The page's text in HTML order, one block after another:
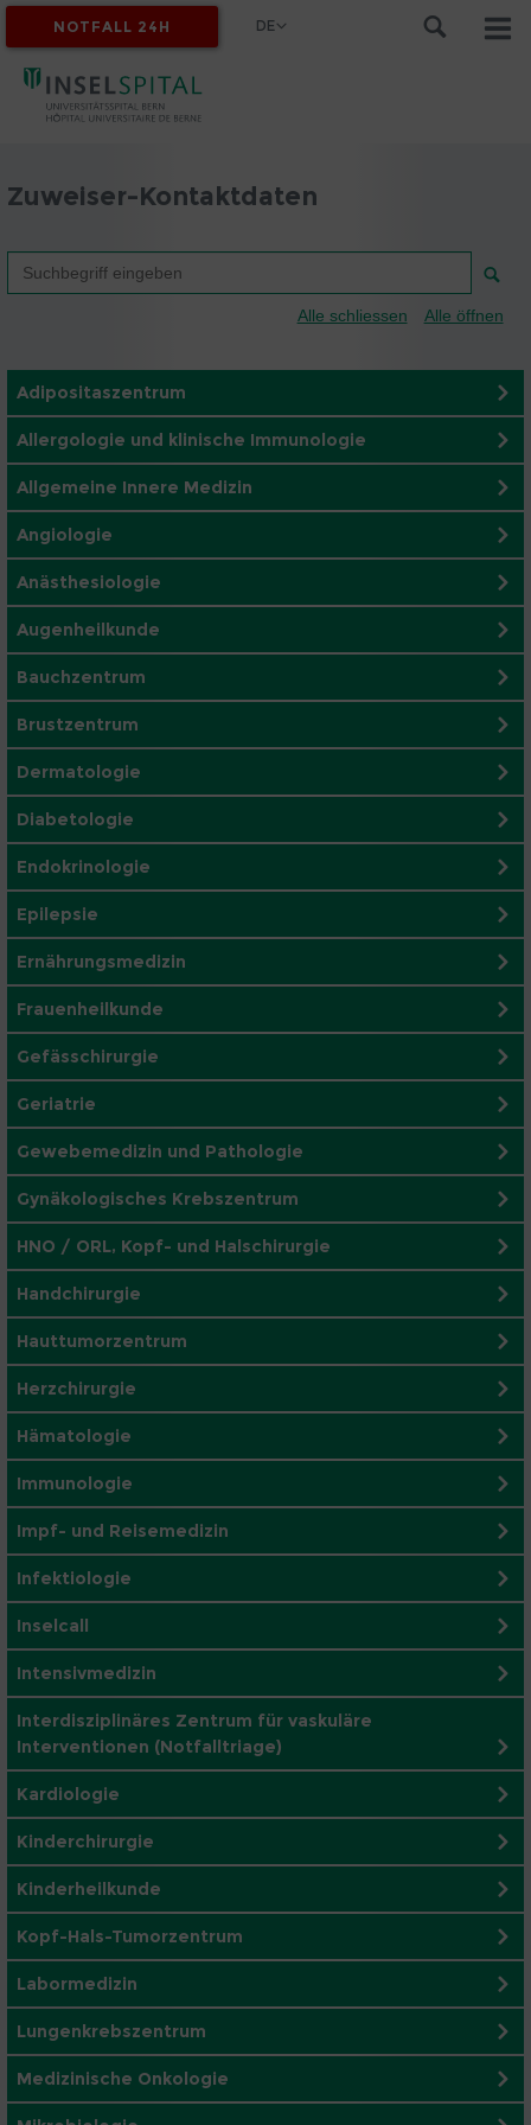
MYINSEL
NOTFALL 24H DE
Zuweiser-Kontaktdaten
Alle öffnen
Alle schliessen
Adipositaszentrum
Allergologie und klinische Immunologie
Allgemeine Innere Medizin
Angiologie
Anästhesiologie
Augenheilkunde
Bauchzentrum
Brustzentrum
Dermatologie
Diabetologie
Endokrinologie
Epilepsie
Ernährungsmedizin
Frauenheilkunde
Gefässchirurgie
Geriatrie
Gewebemedizin und Pathologie
Gynäkologisches Krebszentrum
HNO / ORL, Kopf- und Halschirurgie
Handchirurgie
Hauttumorzentrum
Herzchirurgie
Hämatologie
Immunologie
Impf- und Reisemedizin
Infektiologie
Inselcall
Intensivmedizin
Interdisziplinäres Zentrum für vaskuläre
Interventionen (Notfalltriage)
Kardiologie
Kinderchirurgie
Kinderheilkunde
Kopf-Hals-Tumorzentrum
Labormedizin
Lungenkrebszentrum
Medizinische Onkologie